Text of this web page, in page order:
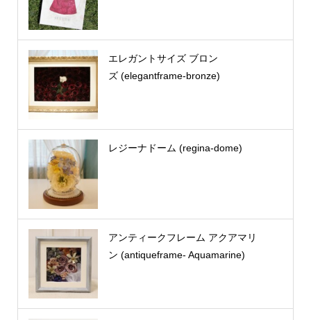
エレガントサイズ ブロン
ズ (elegantframe-bronze)
レジーナドーム (regina-dome)
アンティークフレーム アクアマリ
ン (antiqueframe- Aquamarine)